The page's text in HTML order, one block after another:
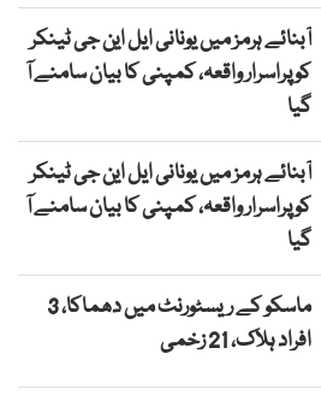
آبنائے ہرمز میں یونانی ایل این جی ٹینکر
کو پراسرار واقعہ، کمپنی کا بیان سامنے آ
گیا
آبنائے ہرمز میں یونانی ایل این جی ٹینکر
کو پراسرار واقعہ، کمپنی کا بیان سامنے آ
گیا
ماسکو کے ریسٹورنٹ میں دھماکا، 3
افراد ہلاک، 21 زخمی